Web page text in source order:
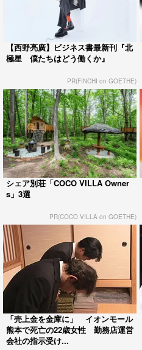
【西野亮廣】ビジネス書最新刊『北
極星 僕たちはどう働くか』
PR(FINCHI on GOETHE)
シェア別荘「COCO VILLA Owner
s」3選
PR(COCO VILLA on GOETHE)
「売上金を金庫に」 イオンモール
熊本で死亡の22歳女性 勤務店運営
会社の指示受け...